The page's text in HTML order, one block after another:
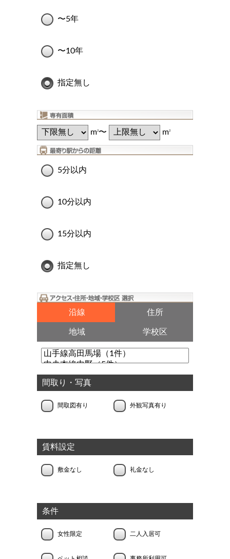
〜5年
〜10年
指定無し
m2〜 m2
5分以内
10分以内
15分以内
指定無し
沿線 住所
地域 学校区
間取り・写真
間取図有り 外観写真有り
賃料設定
敷金なし 礼金なし
条件
女性限定 二人入居可